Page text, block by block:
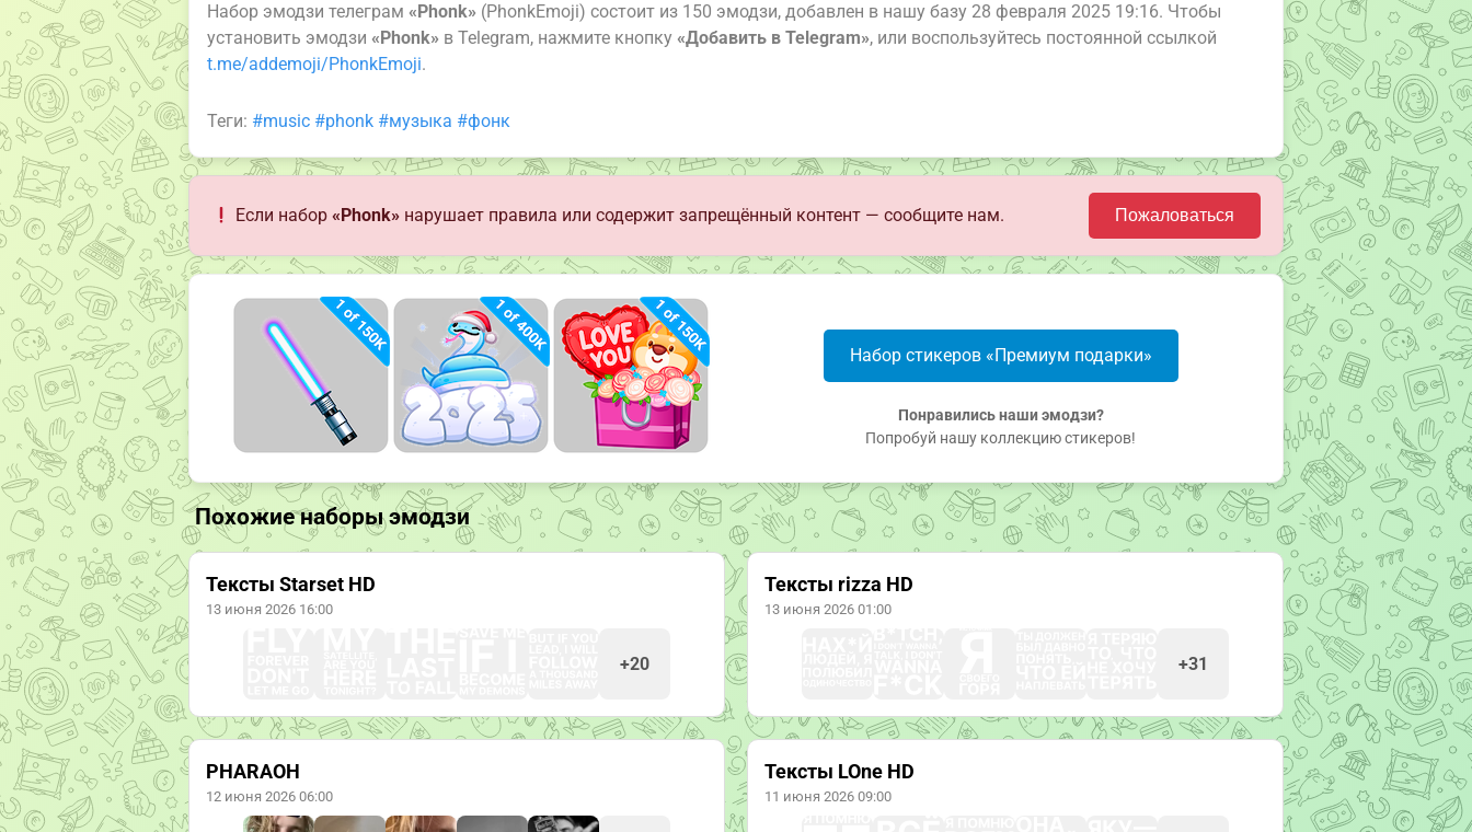
Набор эмодзи телеграм «Phonk» (PhonkEmoji) состоит из 150 эмодзи, добавлен в нашу базу 28 февраля 2025 19:16. Чтобы
установить эмодзи «Phonk» в Telegram, нажмите кнопку «Добавить в Telegram», или воспользуйтесь постоянной ссылкой
t.me/addemoji/PhonkEmoji.
Теги: #music #phonk #музыка #фонк
Если набор«Phonk» нарушает правила или содержит запрещённый контент — сообщите нам. Пожаловаться
Набор стикеров «Премиум подарки»
Понравились наши эмодзи?
Попробуй нашу коллекцию стикеров!
Похожие наборы эмодзи
Тексты Starset HD
13 июня 2026 16:00
+20
Тексты rizza HD
13 июня 2026 01:00
+31
PHARAOH
12 июня 2026 06:00
Тексты LOne HD
11 июня 2026 09:00